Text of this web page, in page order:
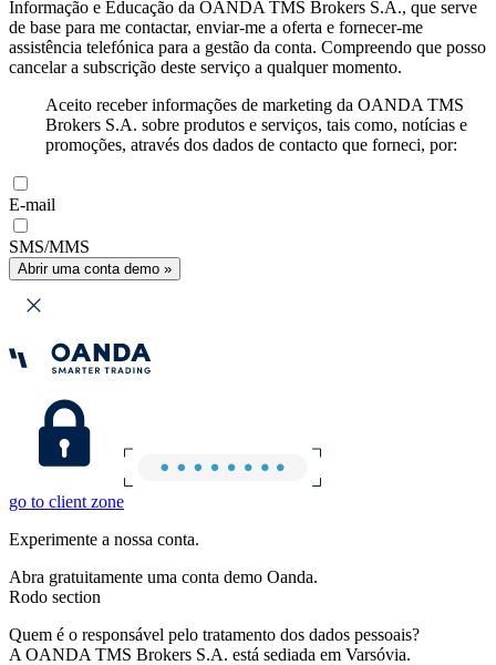
Informação e Educação da OANDA TMS Brokers S.A., que serve
de base para me contactar, enviar-me a oferta e fornecer-me
assistência telefónica para a gestão da conta. Compreendo que posso
cancelar a subscrição deste serviço a qualquer momento.
Aceito receber informações de marketing da OANDA TMS
Brokers S.A. sobre produtos e serviços, tais como, notícias e
promoções, através dos dados de contacto que forneci, por:
E-mail
SMS/MMS
Abrir uma conta demo »
go to client zone
Experimente a nossa conta.
Abra gratuitamente uma conta demo Oanda.
Rodo section
Quem é o responsável pelo tratamento dos dados pessoais?
A OANDA TMS Brokers S.A. está sediada em Varsóvia.